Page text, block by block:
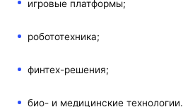
игровые платформы;
робототехника;
финтех-решения;
био- и медицинские технологии.